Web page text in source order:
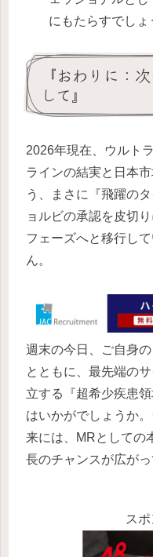
にもたらすでしょ
『おわりに：
して』
2026年現在、ウルト
ラインの結実と日本
う、まさに『飛躍の
ョルビの承認を皮切
フェーズへと移行し
ん。
週末の今日、ご自身
とともに、最先端の
立する『超希少疾患
はいかがでしょうか
来には、MRとしての
長のチャンスが広がっ
ス